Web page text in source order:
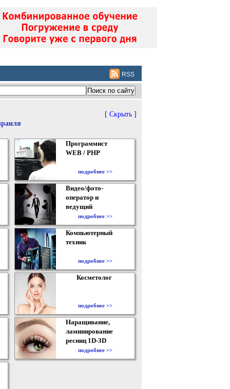
RSS
[ Скрыть ]
Программист
WEB / PHP
подробнее >>
Видео/фото-
оператор и
ведущий
подробнее >>
Компьютерный
техник
подробнее >>
Косметолог
подробнее >>
Наращивание,
ламинирование
ресниц 1D-3D
подробнее >>